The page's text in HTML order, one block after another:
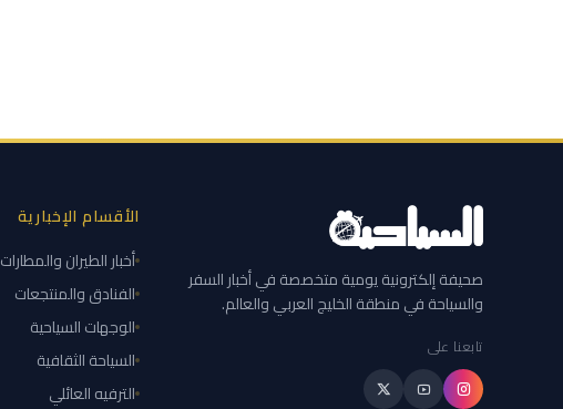
صحيفة إلكترونية يومية متخصصة في أخبار السفر
والسياحة في منطقة الخليج العربي والعالم.
تابعنا على
الأقسام الإخبارية
أخبار الطيران والمطارات
الفنادق والمنتجعات
الوجهات السياحية
السياحة الثقافية
الترفيه العائلي